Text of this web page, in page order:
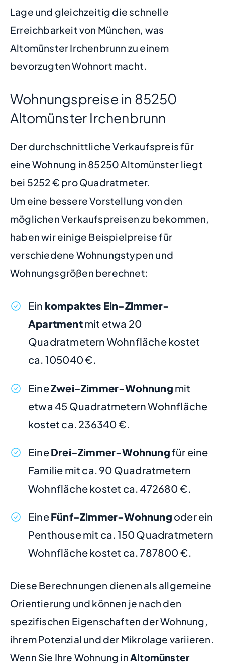
Lage und gleichzeitig die schnelle
Erreichbarkeit von München, was
Altomünster Irchenbrunn zu einem
bevorzugten Wohnort macht.
Wohnungspreise in 85250
Altomünster Irchenbrunn
Der durchschnittliche Verkaufspreis für
eine Wohnung in 85250 Altomünster liegt
bei 5252 € pro Quadratmeter.
Um eine bessere Vorstellung von den
möglichen Verkaufspreisen zu bekommen,
haben wir einige Beispielpreise für
verschiedene Wohnungstypen und
Wohnungsgrößen berechnet:
Ein kompaktes Ein-Zimmer-
Apartmentmit etwa 20
Quadratmetern Wohnfläche kostet
ca. 105040 €.
EineZwei-Zimmer-Wohnung mit
etwa 45 Quadratmetern Wohnfläche
kostet ca. 236340 €.
EineDrei-Zimmer-Wohnungfür eine
Familie mit ca. 90 Quadratmetern
Wohnfläche kostet ca. 472680 €.
EineFünf-Zimmer-Wohnung oder ein
Penthouse mit ca. 150 Quadratmetern
Wohnfläche kostet ca. 787800 €.
Diese Berechnungen dienen als allgemeine
Orientierung und können je nach den
spezifischen Eigenschaften der Wohnung,
ihrem Potenzial und der Mikrolage variieren.
Wenn Sie Ihre Wohnung inAltomünster